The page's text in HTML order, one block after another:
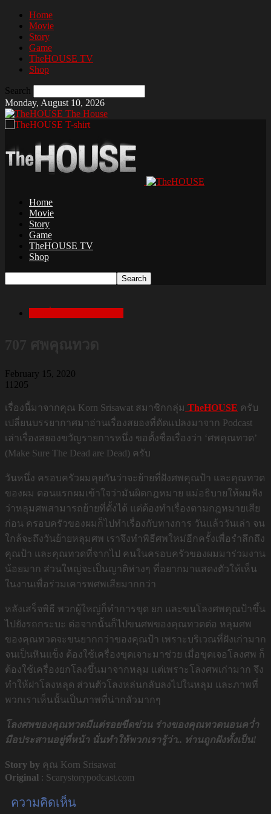
Home
Movie
Story
Game
TheHOUSE TV
Shop
Search
Monday, August 10, 2026
The House
Home
Movie
Story
Game
TheHOUSE TV
Shop
February 15, 2020
11205
เรื่องนี้มาจากคุณ Korn Srisawat สมาชิกกลุ่ม TheHOUSE ครับ
เปลี่ยนบรรยากาศมาอ่านเรื่องสยองที่ดัดแปลงมาจาก Podcast
เล่าเรื่องสยองขวัญรายการหนึ่ง ขอตั้งชื่อเรื่องว่า ‘ศพคุณทวด’
(Make Sure The Dead are Dead) ครับ
วันหนึ่ง ครอบครัวผมคุยกันว่าจะย้ายที่ฝังศพคุณป้า และคุณทวด
ของผม ตอนแรกผมเข้าใจว่ามันผิดกฎหมาย แม่อธิบายให้ผมฟัง
ว่าหลุมศพสามารถย้ายที่ตั้งได้ แต่ต้องทำเรื่องตามกฎหมายเสีย
ก่อน ครอบครัวของผมก็ไปทำเรื่องกับทางการ วันแล้ววันเล่า จน
ใกล้จะถึงวันย้ายหลุมศพ เราจึงทำพิธีศพใหม่อีกครั้งเพื่อรำลึกถึง
คุณป้า และคุณทวดที่จากไป คนในครอบครัวของผมมาร่วมงาน
น้อยมาก ส่วนใหญ่จะเป็นญาติห่างๆ ที่อยากมาแสดงตัวให้เห็น
ในงานเพื่อร่วมเคารพศพเสียมากกว่า
หลังเสร็จพิธี พวกผู้ใหญ่ก็ทำการขุด ยก และขนโลงศพคุณป้าขึ้น
ไปยังรถกระบะ ต่อจากนั้นก็ไปขนศพของคุณทวดต่อ หลุมศพ
ของคุณทวดจะขนยากกว่าของคุณป้า เพราะบริเวณที่ฝังเก่ามาก
จนเป็นหินแข็ง ต้องใช้เครื่องขุดเจาะมาช่วย เมื่อขุดเจอโลงศพ ก็
ต้องใช้เครื่องยกโลงขึ้นมาจากหลุม แต่เพราะโลงศพเก่ามาก จึง
ทำให้ฝาโลงหลุด ส่วนตัวโลงหล่นกลับลงไปในหลุม และภาพที่
พวกเราเห็นนั้นเป็นภาพที่น่ากลัวมากๆ
โลงศพของคุณทวดมีแต่รอยขีดข่วน ร่างของคุณทวดนอนคว่ำ
มือประสานอยู่ที่หน้า นั่นทำให้พวกเรารู้ว่า.. ท่านถูกฝังทั้งเป็น!
Story by คุณ Korn Srisawat
Original : Scarystorypodcast.com
ความคิดเห็น